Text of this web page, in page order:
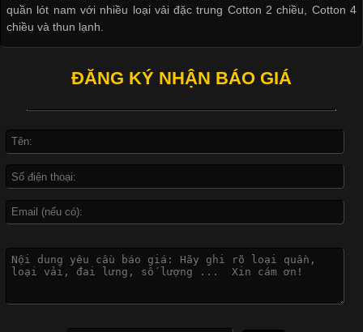
Xu Hướng Form Áo Thun Phổ Biến Trong Ngành May Mặc
Cập nhật 2026-05-09 15:58:23
Các Form Áo Thun Phổ Biến Hiện Nay Và Xu Hướng Trong
Ngành May Mặc Áo thun là một trong những trang phục quen
thuộc và được sử dụng phổ biến nhất hiện nay. Không chỉ đa
dạng về màu sắc hay chất liệu, áo thun còn có nhiều form dáng
khác nhau để phù hợp với từng phong cách thời trang và nhu
cầu
quần lót nam với nhiều loại vải đặc trung Cotton 2 chiều, Cotton 4
chiều và thun lạnh.
ĐĂNG KÝ NHẬN BÁO GIÁ